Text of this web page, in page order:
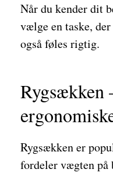
Når du kender dit
vælge en taske,
også føles rigtig.
Rygsækken
Rygsækken er
fordeler vægten på